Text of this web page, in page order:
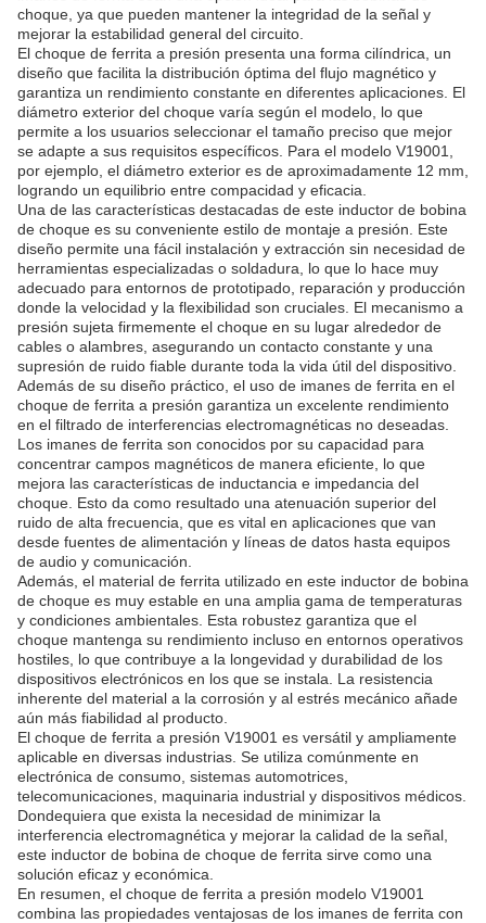
choque, ya que pueden mantener la integridad de la señal y
mejorar la estabilidad general del circuito.
El choque de ferrita a presión presenta una forma cilíndrica, un
diseño que facilita la distribución óptima del flujo magnético y
garantiza un rendimiento constante en diferentes aplicaciones. El
diámetro exterior del choque varía según el modelo, lo que
permite a los usuarios seleccionar el tamaño preciso que mejor
se adapte a sus requisitos específicos. Para el modelo V19001,
por ejemplo, el diámetro exterior es de aproximadamente 12 mm,
logrando un equilibrio entre compacidad y eficacia.
Una de las características destacadas de este inductor de bobina
de choque es su conveniente estilo de montaje a presión. Este
diseño permite una fácil instalación y extracción sin necesidad de
herramientas especializadas o soldadura, lo que lo hace muy
adecuado para entornos de prototipado, reparación y producción
donde la velocidad y la flexibilidad son cruciales. El mecanismo a
presión sujeta firmemente el choque en su lugar alrededor de
cables o alambres, asegurando un contacto constante y una
supresión de ruido fiable durante toda la vida útil del dispositivo.
Además de su diseño práctico, el uso de imanes de ferrita en el
choque de ferrita a presión garantiza un excelente rendimiento
en el filtrado de interferencias electromagnéticas no deseadas.
Los imanes de ferrita son conocidos por su capacidad para
concentrar campos magnéticos de manera eficiente, lo que
mejora las características de inductancia e impedancia del
choque. Esto da como resultado una atenuación superior del
ruido de alta frecuencia, que es vital en aplicaciones que van
desde fuentes de alimentación y líneas de datos hasta equipos
de audio y comunicación.
Además, el material de ferrita utilizado en este inductor de bobina
de choque es muy estable en una amplia gama de temperaturas
y condiciones ambientales. Esta robustez garantiza que el
choque mantenga su rendimiento incluso en entornos operativos
hostiles, lo que contribuye a la longevidad y durabilidad de los
dispositivos electrónicos en los que se instala. La resistencia
inherente del material a la corrosión y al estrés mecánico añade
aún más fiabilidad al producto.
El choque de ferrita a presión V19001 es versátil y ampliamente
aplicable en diversas industrias. Se utiliza comúnmente en
electrónica de consumo, sistemas automotrices,
telecomunicaciones, maquinaria industrial y dispositivos médicos.
Dondequiera que exista la necesidad de minimizar la
interferencia electromagnética y mejorar la calidad de la señal,
este inductor de bobina de choque de ferrita sirve como una
solución eficaz y económica.
En resumen, el choque de ferrita a presión modelo V19001
combina las propiedades ventajosas de los imanes de ferrita con